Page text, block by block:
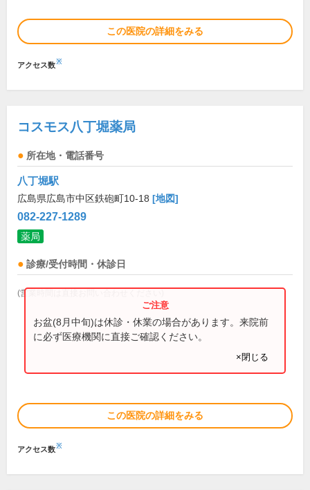
この医院の詳細をみる
アクセス数※
コスモス八丁堀薬局
所在地・電話番号
八丁堀駅
広島県広島市中区鉄砲町10-18 [地図]
082-227-1289
薬局
診療/受付時間・休診日
(営業時間は直接お問い合わせください)
お盆(8月中旬)は休診・休業の場合があります。来院前
に必ず医療機関に直接ご確認ください。
×閉じる
この医院の詳細をみる
アクセス数※